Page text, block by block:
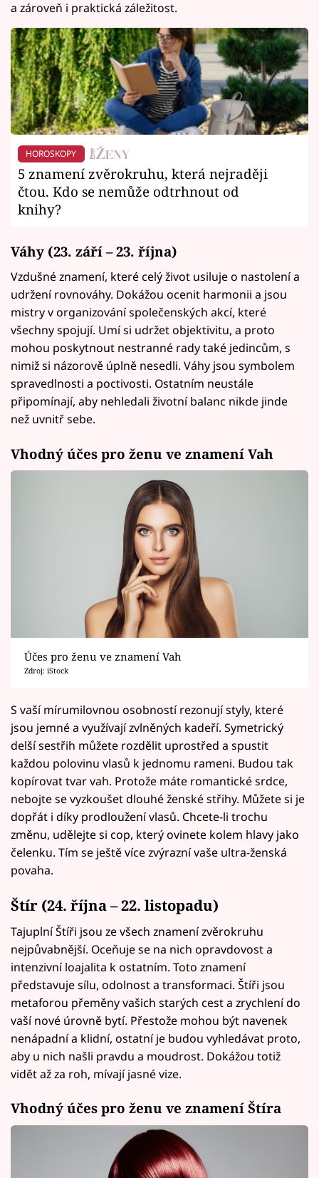
a zároveň i praktická záležitost.
HOROSKOPY
5 znamení zvěrokruhu, která nejraději
čtou. Kdo se nemůže odtrhnout od
knihy?
Váhy (23. září – 23. října)
Vzdušné znamení, které celý život usiluje o nastolení a
udržení rovnováhy. Dokážou ocenit harmonii a jsou
mistry v organizování společenských akcí, které
všechny spojují. Umí si udržet objektivitu, a proto
mohou poskytnout nestranné rady také jedincům, s
nimiž si názorově úplně nesedli. Váhy jsou symbolem
spravedlnosti a poctivosti. Ostatním neustále
připomínají, aby nehledali životní balanc nikde jinde
než uvnitř sebe.
Vhodný účes pro ženu ve znamení Vah
Účes pro ženu ve znamení Vah
Zdroj: iStock
S vaší mírumilovnou osobností rezonují styly, které
jsou jemné a využívají zvlněných kadeří. Symetrický
delší sestřih můžete rozdělit uprostřed a spustit
každou polovinu vlasů k jednomu rameni. Budou tak
kopírovat tvar vah. Protože máte romantické srdce,
nebojte se vyzkoušet dlouhé ženské střihy. Můžete si je
dopřát i díky prodloužení vlasů. Chcete-li trochu
změnu, udělejte si cop, který ovinete kolem hlavy jako
čelenku. Tím se ještě více zvýrazní vaše ultra-ženská
povaha.
Štír (24. října – 22. listopadu)
Tajuplní Štíři jsou ze všech znamení zvěrokruhu
nejpůvabnější. Oceňuje se na nich opravdovost a
intenzivní loajalita k ostatním. Toto znamení
představuje sílu, odolnost a transformaci. Štíři jsou
metaforou přeměny vašich starých cest a zrychlení do
vaší nové úrovně bytí. Přestože mohou být navenek
nenápadní a klidní, ostatní je budou vyhledávat proto,
aby u nich našli pravdu a moudrost. Dokážou totiž
vidět až za roh, mívají jasné vize.
Vhodný účes pro ženu ve znamení Štíra